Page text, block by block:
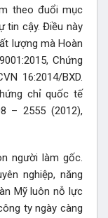
theo đuổi mục
tin cậy. Điều này
lượng mà Hoàn
Chứng
16:2014/BXD.
chỉ quốc tế
– 2555 (2012),
người làm gốc.
nghiệp, năng
Mỹ luôn nỗ lực
ty ngày càng